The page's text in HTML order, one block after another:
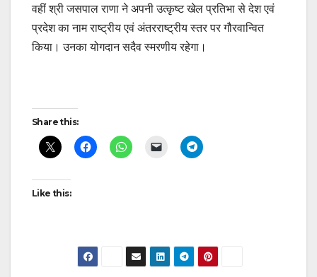
वहीं श्री जसपाल राणा ने अपनी उत्कृष्ट खेल प्रतिभा से देश एवं
प्रदेश का नाम राष्ट्रीय एवं अंतरराष्ट्रीय स्तर पर गौरवान्वित
किया। उनका योगदान सदैव स्मरणीय रहेगा।
Post
navigation
Share this:
Like this: